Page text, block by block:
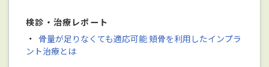
検診・治療レポート
・ 骨量が足りなくても適応可能 頬骨を利用したインプラ
ント治療とは